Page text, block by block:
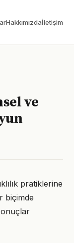
Hakkımızdaİletişim
ve
pratiklerine
biçimde